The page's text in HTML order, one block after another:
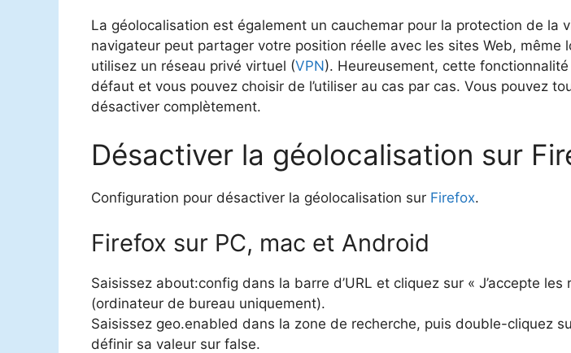
La géolocalisation est également un cauchemar pour la protection de la
navigateur peut partager votre position réelle avec les sites Web, même
utilisez un réseau privé virtuel (VPN). Heureusement, cette
défaut et vous pouvez choisir de l’utiliser au cas par cas. Vous pouvez
désactiver complètement.
Désactiver la géolocalisation sur
Configuration pour désactiver la géolocalisation sur Firefox.
Firefox sur PC, mac et Android
Saisissez about:config dans la barre d’URL et cliquez sur « J’accepte les
(ordinateur de bureau uniquement).
Saisissez geo.enabled dans la zone de recherche, puis double-cliquez
définir sa valeur sur false.